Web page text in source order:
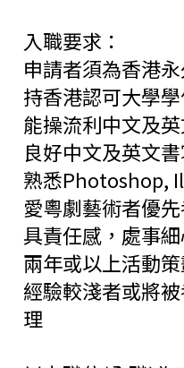
入職要求：
申請者須為香港
持香港認可大學
能操流利中文及
良好中文及英文
熟悉Photoshop,
愛粵劇藝術者優
具責任感，處事
兩年或以上活動
經驗較淺者或將
理